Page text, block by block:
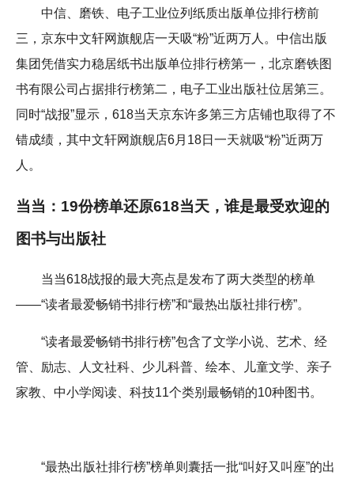
中信、磨铁、电子工业位列纸质出版单位排行榜前
三，京东中文轩网旗舰店一天吸“粉”近两万人。中信出版
集团凭借实力稳居纸书出版单位排行榜第一，北京磨铁图
书有限公司占据排行榜第二，电子工业出版社位居第三。
同时“战报”显示，618当天京东许多第三方店铺也取得了不
错成绩，其中文轩网旗舰店6月18日一天就吸“粉”近两万
人。
当当：19份榜单还原618当天，谁是最受欢迎的
图书与出版社
当当618战报的最大亮点是发布了两大类型的榜单
——“读者最爱畅销书排行榜”和“最热出版社排行榜”。
“读者最爱畅销书排行榜”包含了文学小说、艺术、经
管、励志、人文社科、少儿科普、绘本、儿童文学、亲子
家教、中小学阅读、科技11个类别最畅销的10种图书。
“最热出版社排行榜”榜单则囊括一批“叫好又叫座”的出